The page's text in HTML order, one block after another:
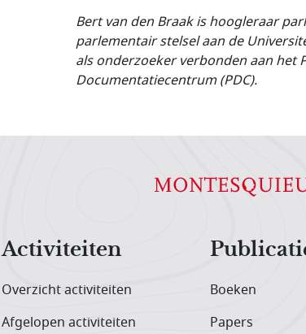
Bert van den Braak is hoogleraar
parlementair stelsel aan de
als onderzoeker verbonden aan het
Documentatiecentrum (PDC).
Activiteiten
Overzicht activiteiten
Afgelopen activiteiten
Boeken
Papers